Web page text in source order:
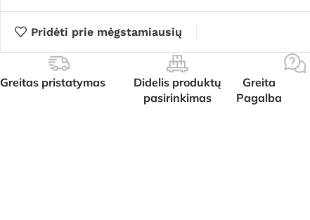
Pridėti prie mėgstamiausių
Greitas pristatymas
Didelis produktų
pasirinkimas
Greita
Pagalba